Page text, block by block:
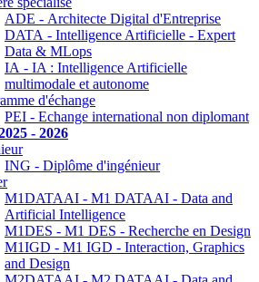
ADE - Architecte Digital d'Entreprise
DATA - Intelligence Artificielle - Expert
Data & MLops
IA - IA : Intelligence Artificielle
multimodale et autonome
d'échange
PEI - Echange international non diplomant
- 2026
ING - Diplôme d'ingénieur
M1DATAAI - M1 DATAAI - Data and
Artificial Intelligence
M1DES - M1 DES - Recherche en Design
M1IGD - M1 IGD - Interaction, Graphics
and Design